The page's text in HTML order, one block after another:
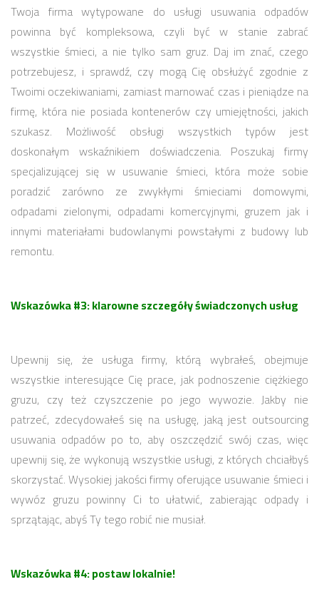
Twoja firma wytypowane do usługi usuwania odpadów
powinna być kompleksowa, czyli być w stanie zabrać
wszystkie śmieci, a nie tylko sam gruz. Daj im znać, czego
potrzebujesz, i sprawdź, czy mogą Cię obsłużyć zgodnie z
Twoimi oczekiwaniami, zamiast marnować czas i pieniądze na
firmę, która nie posiada kontenerów czy umiejętności, jakich
szukasz. Możliwość obsługi wszystkich typów jest
doskonałym wskaźnikiem doświadczenia. Poszukaj firmy
specjalizującej się w usuwanie śmieci, która może sobie
poradzić zarówno ze zwykłymi śmieciami domowymi,
odpadami zielonymi, odpadami komercyjnymi, gruzem jak i
innymi materiałami budowlanymi powstałymi z budowy lub
remontu.
Wskazówka #3: klarowne szczegóły świadczonych usług
Upewnij się, że usługa firmy, którą wybrałeś, obejmuje
wszystkie interesujące Cię prace, jak podnoszenie ciężkiego
gruzu, czy też czyszczenie po jego wywozie. Jakby nie
patrzeć, zdecydowałeś się na usługę, jaką jest outsourcing
usuwania odpadów po to, aby oszczędzić swój czas, więc
upewnij się, że wykonują wszystkie usługi, z których chciałbyś
skorzystać. Wysokiej jakości firmy oferujące usuwanie śmieci i
wywóz gruzu powinny Ci to ułatwić, zabierając odpady i
sprzątając, abyś Ty tego robić nie musiał.
Wskazówka #4: postaw lokalnie!